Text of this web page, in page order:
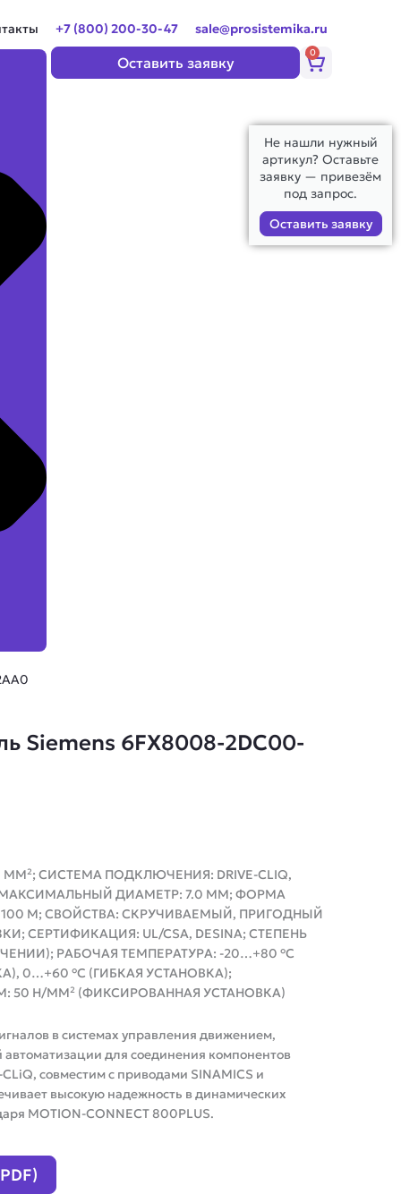
+7 (800) 200-30-47 sale@prosistemika.ru
Оставить заявку
0
Корзина
Не нашли нужный
артикул? Оставьте
заявку — привезём
под запрос.
Оставить заявку
Siemens 6FX8008-2DC00-
ММ²; СИСТЕМА ПОДКЛЮЧЕНИЯ: DRIVE-CLIQ,
МАКСИМАЛЬНЫЙ ДИАМЕТР: 7.0 ММ; ФОРМА
М; СВОЙСТВА: СКРУЧИВАЕМЫЙ, ПРИГОДНЫЙ
СЕРТИФИКАЦИЯ: UL/CSA, DESINA; СТЕПЕНЬ
РАБОЧАЯ ТЕМПЕРАТУРА: -20…+80 °C
0…+60 °C (ГИБКАЯ УСТАНОВКА);
50 Н/ММ² (ФИКСИРОВАННАЯ УСТАНОВКА)
в системах управления движением,
для соединения компонентов
совместим с приводами SINAMICS и
высокую надежность в динамических
MOTION-CONNECT 800PLUS.